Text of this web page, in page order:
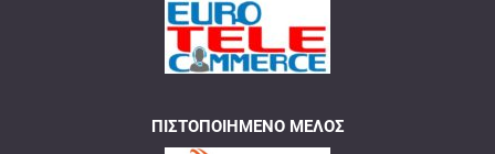
ΠΙΣΤΟΠΟΙΗΜΈΝΟ ΜΈΛΟΣ